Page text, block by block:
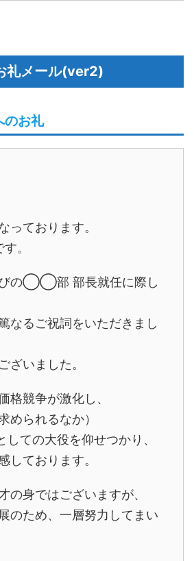
礼メール(ver2)
のお礼
っております。
。
びの◯◯部 部長就任に際し
なるご祝詞をいただきまし
ざいました。
格競争が激化し、
められるなか）
ての大役を仰せつかり、
しております。
の身ではございますが、
のため、一層努力してまい